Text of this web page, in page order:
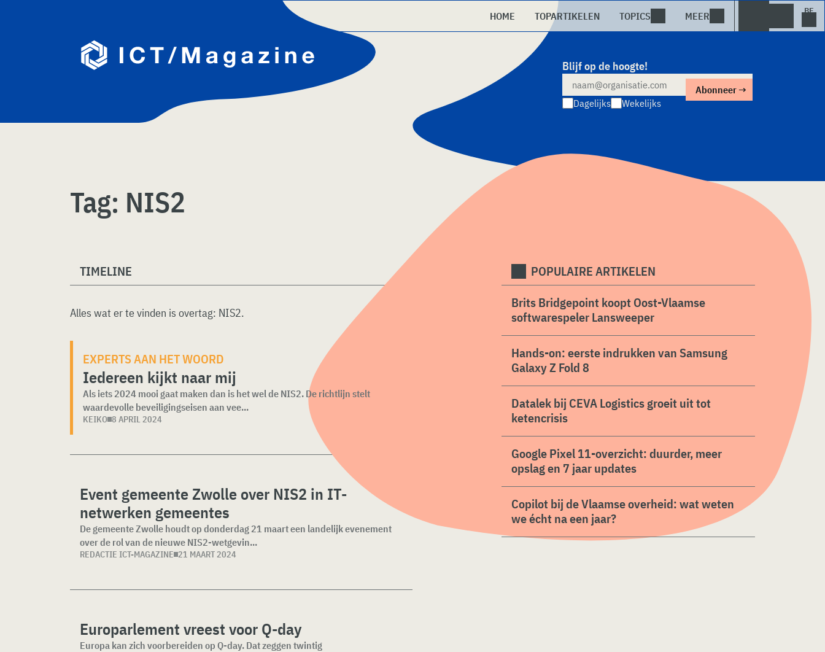
HOME TOPARTIKELEN TOPICS MEER
Blijf op de hoogte!
Dagelijks Wekelijks
Tag: NIS2
TIMELINE
Alles wat er te vinden is overtag: NIS2.
EXPERTS AAN HET WOORD
Iedereen kijkt naar mij
Als iets 2024 mooi gaat maken dan is het wel de NIS2. De richtlijn stelt
waardevolle beveiligingseisen aan vee...
KEIKO 8 APRIL 2024
Event gemeente Zwolle over NIS2 in IT-
netwerken gemeentes
De gemeente Zwolle houdt op donderdag 21 maart een landelijk evenement
over de rol van de nieuwe NIS2-wetgevin...
REDACTIE ICT-MAGAZINE 21 MAART 2024
Europarlement vreest voor Q-day
Europa kan zich voorbereiden op Q-day. Dat zeggen twintig
POPULAIRE ARTIKELEN
Brits Bridgepoint koopt Oost-Vlaamse
softwarespeler Lansweeper
Hands-on: eerste indrukken van Samsung
Galaxy Z Fold 8
Datalek bij CEVA Logistics groeit uit tot
ketencrisis
Google Pixel 11-overzicht: duurder, meer
opslag en 7 jaar updates
Copilot bij de Vlaamse overheid: wat weten
we écht na een jaar?